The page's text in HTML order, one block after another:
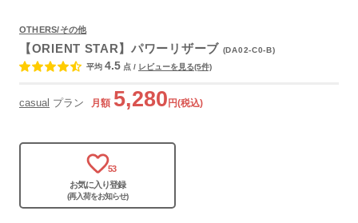
OTHERS/その他
【ORIENT STAR】パワーリザーブ (DA02-C0-B)
平均 4.5 点 / レビューを見る(5件)
casual プラン 月額 5,280 円(税込)
53
お気に入り登録
(再入荷をお知らせ)